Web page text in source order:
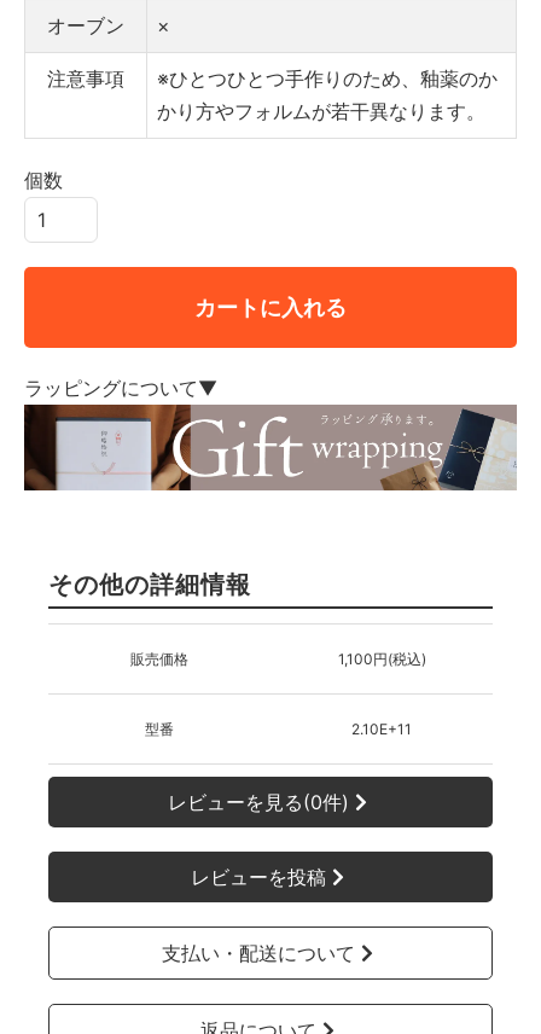
オーブン ×
注意事項
※ひとつひとつ手作りのため、釉薬のか
かり方やフォルムが若干異なります。
個数
カートに入れる
ラッピングについて▼
その他の詳細情報
販売価格 1,100円(税込)
型番 2.10E+11
レビューを見る(0件)
レビューを投稿
支払い・配送について